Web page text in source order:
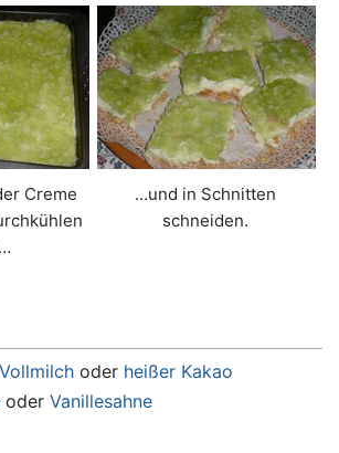
Creme
…und in Schnitten
schneiden.
Vollmilchoder heißer Kakao
oder Vanillesahne